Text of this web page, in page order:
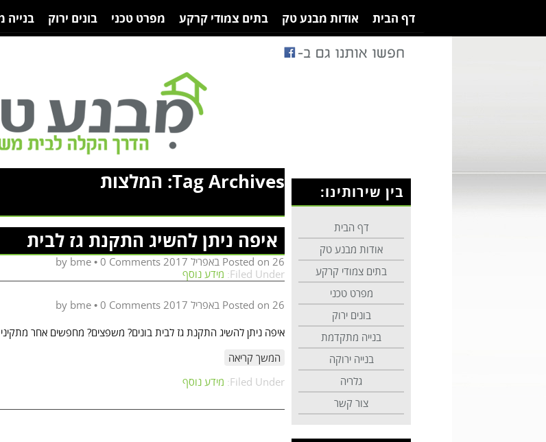
דף הבית אודות מבנע טק בתים צמודי קרקע מפרט טכני בונים ירוק
Tag Archives: המלצות
איפה ניתן להשיג התקנת גז לבית
Posted on 26 באפריל 2017 bme • 0 Comments
Filed Under: מידע נוסף
Posted on 26 באפריל 2017 bme • 0 Comments
איפה ניתן להשיג התקנת גז לבית בונים? משפצים? מחפשים אחר
המשך קריאה
Filed Under: מידע נוסף
בין שירותינו:
דף הבית
אודות מבנע טק
בתים צמודי קרקע
מפרט טכני
בונים ירוק
בנייה מתקדמת
בנייה ירוקה
גלריה
צור קשר